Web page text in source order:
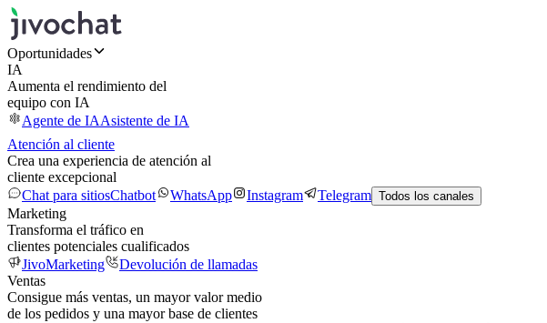
Oportunidades
IA
Aumenta el rendimiento del
equipo con IA
Agente de IAAsistente de IA
Atención al cliente
Crea una experiencia de atención al
cliente excepcional
Chat para sitiosChatbot WhatsApp Instagram Telegram Todos los canales
Marketing
Transforma el tráfico en
clientes potenciales cualificados
JivoMarketing
Devolución de llamadas
Ventas
Consigue más ventas, un mayor valor medio
de los pedidos y una mayor base de clientes